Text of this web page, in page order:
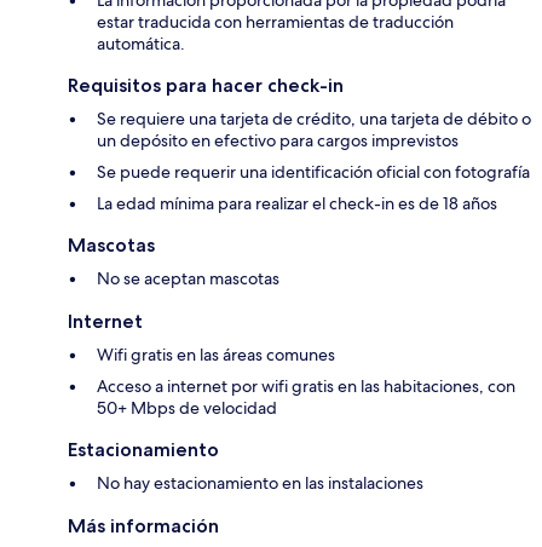
estar traducida con herramientas de traducción
automática.
Requisitos para hacer check-in
Se requiere una tarjeta de crédito, una tarjeta de débito o
un depósito en efectivo para cargos imprevistos
Se puede requerir una identificación oficial con fotografía
La edad mínima para realizar el check-in es de 18 años
Mascotas
No se aceptan mascotas
Internet
Wifi gratis en las áreas comunes
Acceso a internet por wifi gratis en las habitaciones, con
50+ Mbps de velocidad
Estacionamiento
No hay estacionamiento en las instalaciones
Más información